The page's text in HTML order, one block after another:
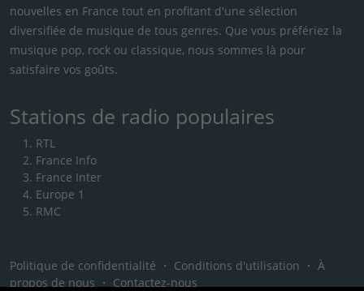
nouvelles en France tout en profitant d'une sélection
diversifiée de musique de tous genres. Que vous préfériez la
musique pop, rock ou classique, nous sommes là pour
satisfaire vos goûts.
Stations de radio populaires
RTL
France Info
France Inter
Europe 1
RMC
Politique de confidentialité ・ Conditions d'utilisation ・ À
propos de nous ・ Contactez-nous